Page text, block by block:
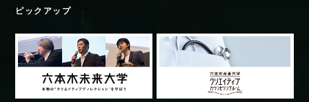
ピックアップ